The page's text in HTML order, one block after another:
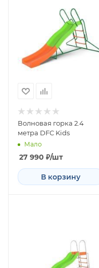
Волновая горка 2.4
метра DFC Kids
Мало
27 990 ₽/шт
В корзину